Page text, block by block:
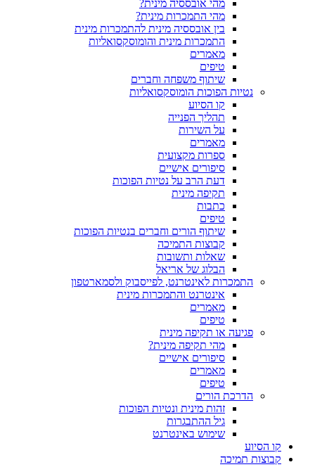
מהי אובססיה מינית?
מהי התמכרות מינית?
בין אובססיה מינית להתמכרות מינית
התמכרות מינית והומוסקסואליות
מאמרים
טיפים
שיתוף משפחה וחברים
נטיות הפוכות הומוסקסואליות
קו הסיוע
תהליך הפנייה
על השירות
מאמרים
ספרות מקצועית
סיפורים אישיים
דעת הרב על נטיות הפוכות
תקיפה מינית
כתבות
טיפים
שיתוף הורים וחברים בנטיות הפוכות
קבוצות התמיכה
שאלות ותשובות
הבלוג של אריאל
התמכרות לאינטרנט, לפייסבוק ולסמארטפון
אינטרנט והתמכרות מינית
מאמרים
טיפים
פגיעה או תקיפה מינית
מהי תקיפה מינית?
סיפורים אישיים
מאמרים
טיפים
הדרכת הורים
זהות מינית ונטיות הפוכות
גיל ההתבגרות
שימוש באינטרנט
קו הסיוע
קבוצות תמיכה